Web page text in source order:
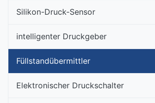
Silikon-Druck-Sensor
intelligenter Druckgeber
Füllstandübermittler
Elektronischer Druckschalter